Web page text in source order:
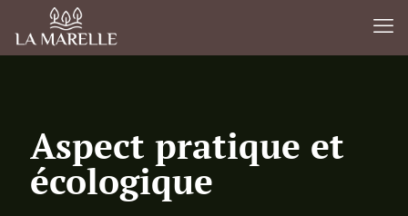
Aspect pratique et
écologique